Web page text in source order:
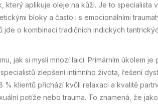
který aplikuje oleje na kůži. Je to specialista
bloky a často i s emocionálními
o kombinaci tradičních indických
jak si myslí mnozí laici. Primárním úkolem
zlepšení intimního života, řešení
% klientů přichází kvůli relaxaci a kvalitě
potíže nebo trauma. To znamená, že